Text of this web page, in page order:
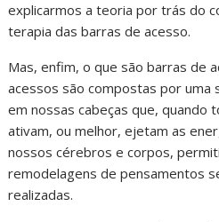
explicarmos a teoria por trás do
terapia das barras de acesso.
Mas, enfim, o que são barras de
acessos são compostas por
em nossas cabeças que, quando
ativam, ou melhor, ejetam as
nossos cérebros e corpos,
remodelagens de pensamentos
realizadas.